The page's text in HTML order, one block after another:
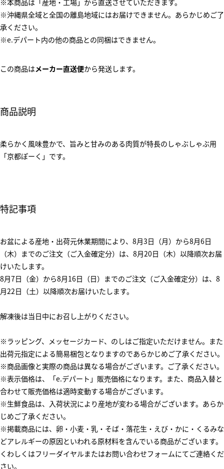
※本商品は「産地・工場」から直送させていただきます。
※沖縄県全域と全国の離島地域にはお届けできません。あらかじめご了
承ください。
※e.デパート内の他の商品との同梱はできません。
この商品はメーカー直送便から発送します。
商品説明
柔らかく風味豊かで、旨みと甘みのある肉質が特長のしゃぶしゃぶ用
「京都ぽーく」です。
特記事項
お盆による産地・出荷元休業期間により、8月3日（月）から8月6日
（木）までのご注文（ご入金確定分）は、8月20日（木）以降順次お届
けいたします。
8月7日（金）から8月16日（日）までのご注文（ご入金確定分）は、8
月22日（土）以降順次お届けいたします。
解凍後は当日中にお召し上がりください。
※ラッピング、メッセージカード、のしはご指定いただけません。また
出荷元指定による簡易梱包となりますのであらかじめご了承ください。
※商品画像と実際の商品は異なる場合がございます。ご了承ください。
※表示価格は、「e.デパート」販売価格になります。また、商品入替と
合わせて販売価格は適時変動する場合がございます。
※生鮮食品は、入荷状況により産地が変わる場合がございます。あらか
じめご了承ください。
※掲載商品には、卵・小麦・乳・そば・落花生・えび・かに・くるみな
どアレルギーの原因といわれる原材料を含んでいる商品がございます。
くわしくはフリーダイヤルまたはお問い合わせフォームにてご連絡くだ
さい。